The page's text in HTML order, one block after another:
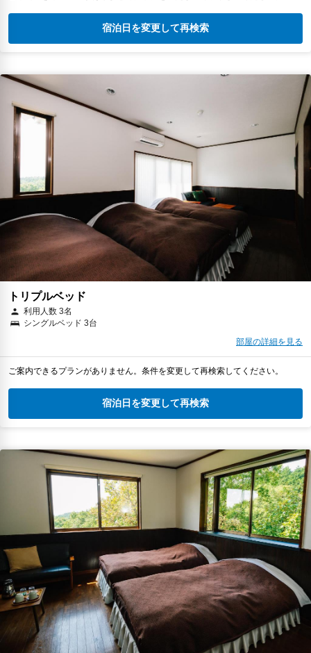
宿泊日を変更して再検索
トリプルベッド
利用人数 3名
シングルベッド 3台
部屋の詳細を見る
ご案内できるプランがありません。条件を変更して再検索してください。
宿泊日を変更して再検索